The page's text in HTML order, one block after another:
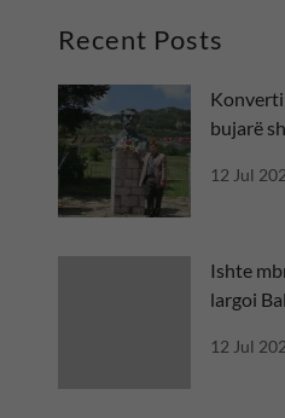
Recent Posts
bujarë
12 Jul
Ishte
largoi
12 Jul